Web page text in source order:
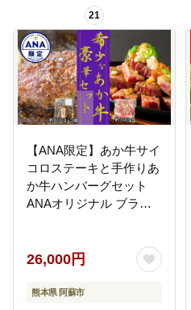
21
【ANA限定】あか牛サイ
コロステーキと手作りあ
か牛ハンバーグセット
ANAオリジナル ブラン
ューシー 人気 希少 豪華
26,000円
熊本県 阿蘇市